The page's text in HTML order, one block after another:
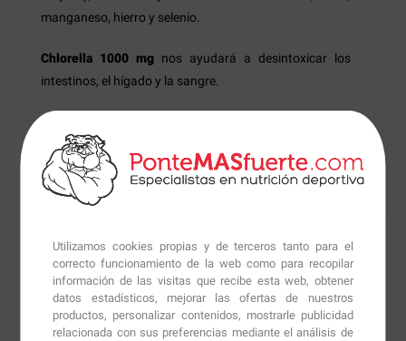
Utilizamos cookies propias y de terceros tanto para el
correcto funcionamiento de la web como para recopilar
información de las visitas que recibe esta web, obtener
datos estadísticos, mejorar las ofertas de nuestros
productos, personalizar contenidos, mostrarle publicidad
relacionada con sus preferencias mediante el análisis de
manganeso, hierro y selenio.
Chlorella 1000 mg nos ayudará a desintoxicar los
intestinos, el hígado y la sangre.
Modo de empleo:
Como suplemento dietético, tomar 3 tabletas al día.
Información técnica
Información Nutricional:Chlorella 1000 mg -
120 tabls.